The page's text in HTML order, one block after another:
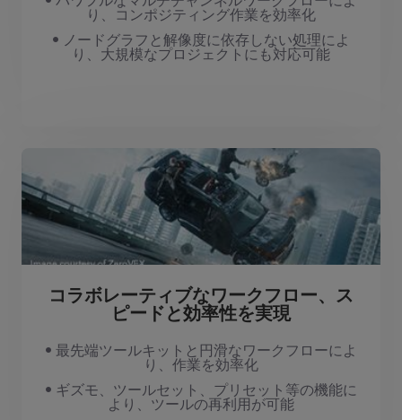
り、コンポジティング作業を効率化
• ノードグラフと解像度に依存しない処理によ
り、大規模なプロジェクトにも対応可能
コラボレーティブなワークフロー、ス
ピードと効率性を実現
• 最先端ツールキットと円滑なワークフローによ
り、作業を効率化
• ギズモ、ツールセット、プリセット等の機能に
より、ツールの再利用が可能